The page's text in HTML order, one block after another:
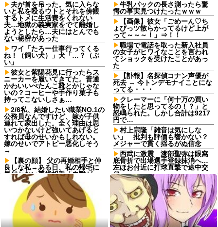
夫が首を吊った。気に入らな
いと私を殴るウトとそれを傍観
するトメに生活費をくれない
夫…地獄の義実家をでて離婚し
ようとしたら…夫にはとんでも
ない秘密があった
ワイ「たろー仕事行ってくる
ね！（飼い犬）」犬「…？（ぷ
い」
彼女と紫陽花見に行ったらス
ニーカーを履いてきてた。普通
かわいいぺたんこ靴とかじゃな
いの？コーヒーや手作り菓子も
持ってこないしさぁ…
2/6私、結婚したい職業NO.1の
公務員なんですけど、嫁が子供
連れて家出した。全く理由は思
いつかないけど強いてあげると
すれば母のせいかもしれない。
嫁のせいでアトピー悪化しそう
→
【裏の顔】 父の再婚相手と仲
良しな私→ある日、私の帰宅に
気付かない再婚相手「血繋がっ
てないのに大学費用出さなきゃ
いけないの腹立つわ…姑だった
ら先に亡くなるのに笑」私
「…」
友達は料理を一口二口食べて
は他の料理に行く。「料理の味
にすぐ飽きて同じ物をずっと食
牛乳パックの長さ測ったら驚
愕の事実見つけたったｗｗｗ
【画像】彼女「ごめーん♡ち
ょびっツ散らかってるけど上が
って～～～！」⇒！！
職場で電話を取った新入社員
の女子がヒワイなことを言われ
てショックを受けたことがあっ
た
【訃報】名探偵コナン声優が
死去 → 今トンデモナイことにな
ってる・・・
クレーマーに「何十万の買い
物をしたと思ってるの！？」と
怒鳴られた。しかし合計は9217
円で…
村上宗隆「雑音は気にしな
い」 批判も評価も響かない？
メジャーで貫く揺るがぬ信念
西武に激震 渡部聖弥は眼窩
底骨折で出場選手登録抹消へ…
左ほお付近に打球直撃で途中交
代
週1エステ＆週3パーソナルジ
ム通いの美意識過剰な先輩「こ
れって普通だよね？」→私「真
似できません…」の不毛なやり
取りに疲れ果てた・・・
【旦那の反応がコレ】夫の女